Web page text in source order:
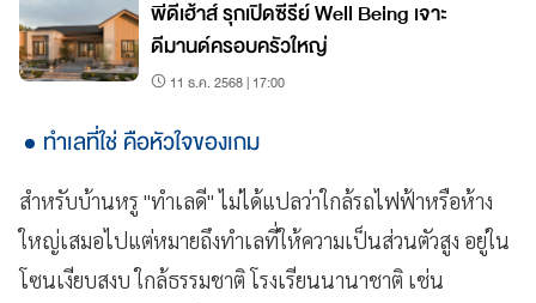
พีดีเฮ้าส์ รุกเปิดซีรีย์ Well Being เจาะ
ดีมานด์ครอบครัวใหญ่
11 ธ.ค. 2568 | 17:00
ทำเลที่ใช่ คือหัวใจของเกม
สำหรับบ้านหรู "ทำเลดี" ไม่ได้แปลว่าใกล้รถไฟฟ้าหรือห้าง
ใหญ่เสมอไปแต่หมายถึงทำเลที่ให้ความเป็นส่วนตัวสูง อยู่ใน
โซนเงียบสงบ ใกล้ธรรมชาติ โรงเรียนนานาชาติ เช่น